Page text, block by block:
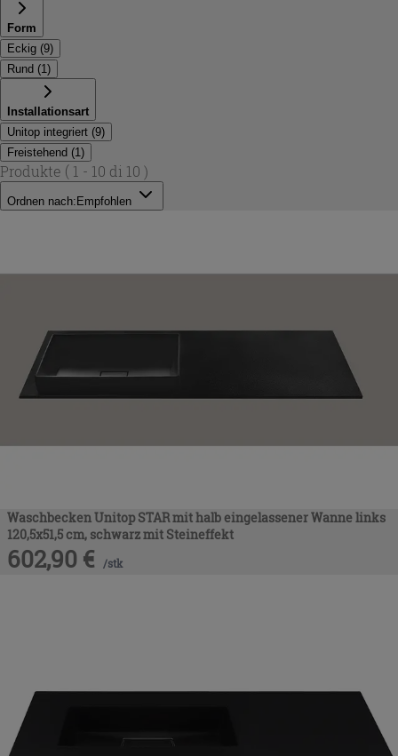
Form
Eckig (9)
Rund (1 )
Installationsart
Unitop integriert (9)
Freistehend (1 )
Produkte ( 1 - 10 di 10 )
Ordnen nach: Empfohlen
Waschbecken Unitop STAR mit halb eingelassener Wanne links
120,5x51,5 cm, schwarz mit Steineffekt
602,90 € /stk